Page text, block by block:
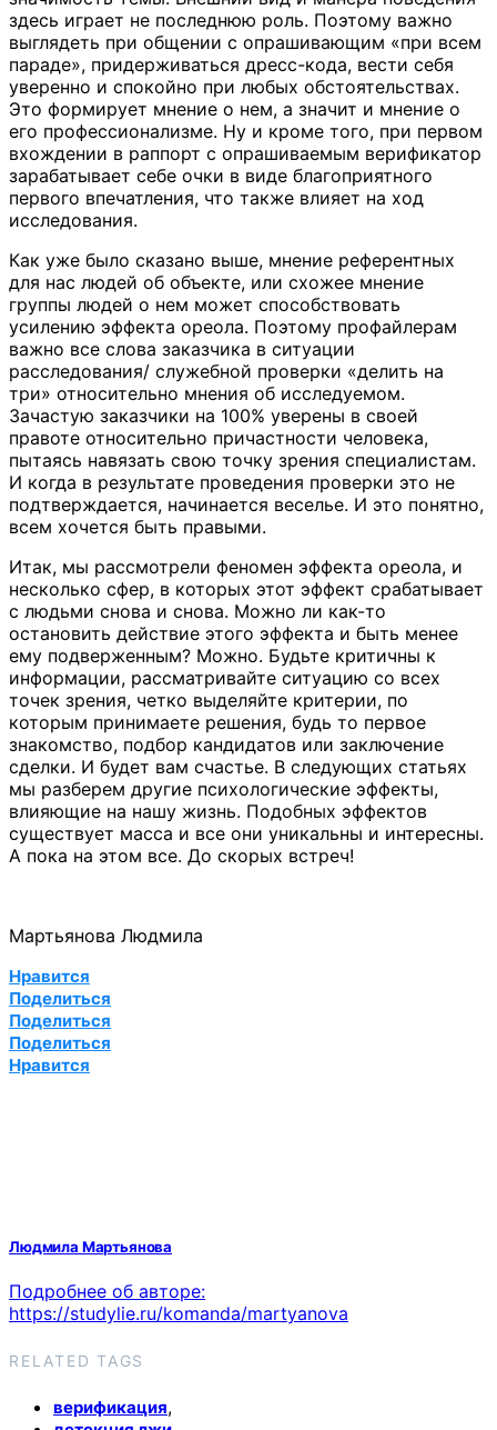
здесь играет не последнюю роль. Поэтому важно
выглядеть при общении с опрашивающим «при всем
параде», придерживаться дресс-кода, вести себя
уверенно и спокойно при любых обстоятельствах.
Это формирует мнение о нем, а значит и мнение о
его профессионализме. Ну и кроме того, при первом
вхождении в раппорт с опрашиваемым верификатор
зарабатывает себе очки в виде благоприятного
первого впечатления, что также влияет на ход
исследования.
Как уже было сказано выше, мнение референтных
для нас людей об объекте, или схожее мнение
группы людей о нем может способствовать
усилению эффекта ореола. Поэтому профайлерам
важно все слова заказчика в ситуации
расследования/ служебной проверки «делить на
три» относительно мнения об исследуемом.
Зачастую заказчики на 100% уверены в своей
правоте относительно причастности человека,
пытаясь навязать свою точку зрения специалистам.
И когда в результате проведения проверки это не
подтверждается, начинается веселье. И это понятно,
всем хочется быть правыми.
Итак, мы рассмотрели феномен эффекта ореола, и
несколько сфер, в которых этот эффект срабатывает
с людьми снова и снова. Можно ли как-то
остановить действие этого эффекта и быть менее
ему подверженным? Можно. Будьте критичны к
информации, рассматривайте ситуацию со всех
точек зрения, четко выделяйте критерии, по
которым принимаете решения, будь то первое
знакомство, подбор кандидатов или заключение
сделки. И будет вам счастье. В следующих статьях
мы разберем другие психологические эффекты,
влияющие на нашу жизнь. Подобных эффектов
существует масса и все они уникальны и интересны.
А пока на этом все. До скорых встреч!
Мартьянова Людмила
Нравится
Поделиться
Поделиться
Поделиться
Нравится
Людмила Мартьянова
Подробнее об авторе:
https://studylie.ru/komanda/martyanova
RELATED TAGS
верификация,